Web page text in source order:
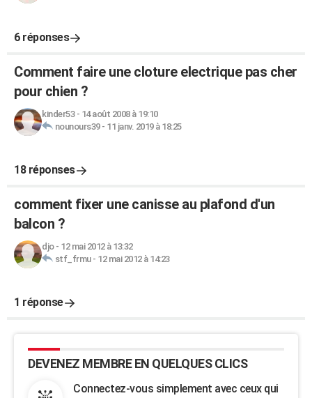
6 réponses
Comment faire une cloture electrique pas cher
pour chien ?
kinder53- 14 août 2008 à 19:10
nounours39- 11 janv. 2019 à 18:25
18 réponses
comment fixer une canisse au plafond d'un
balcon ?
djo- 12 mai 2012 à 13:32
stf_frmu- 12 mai 2012 à 14:23
1 réponse
DEVENEZ MEMBRE EN QUELQUES CLICS
Connectez-vous simplement avec ceux qui